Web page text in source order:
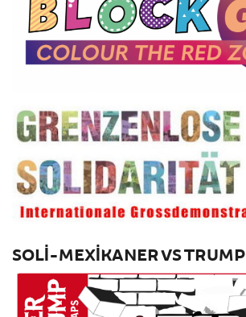
SOLI-MEXIKANER VS TRUMP